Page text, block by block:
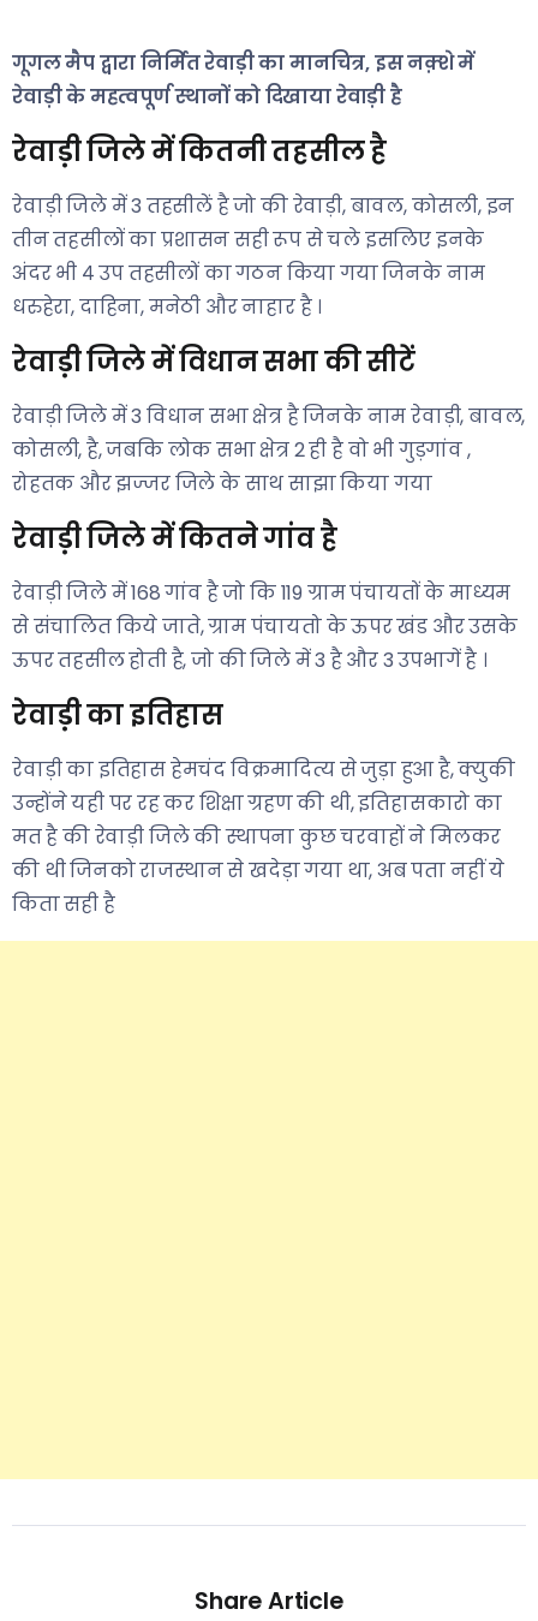
गूगल मैप द्वारा निर्मित रेवाड़ी का मानचित्र, इस नक़्शे में
रेवाड़ी के महत्वपूर्ण स्थानों को दिखाया रेवाड़ी है
रेवाड़ी जिले में कितनी तहसील है
रेवाड़ी जिले में 3 तहसीलें है जो की रेवाड़ी, बावल, कोसली, इन
तीन तहसीलों का प्रशासन सही रूप से चले इसलिए इनके
अंदर भी ४ उप तहसीलों का गठन किया गया जिनके नाम
धरुहेरा, दाहिना, मनेठी और नाहार है ।
रेवाड़ी जिले में विधान सभा की सीटें
रेवाड़ी जिले में 3 विधान सभा क्षेत्र है जिनके नाम रेवाड़ी, बावल,
कोसली, है, जबकि लोक सभा क्षेत्र 2 ही है वो भी गुड़गांव ,
रोहतक और झज्जर जिले के साथ साझा किया गया
रेवाड़ी जिले में कितने गांव है
रेवाड़ी जिले में 168 गांव है जो कि 119 ग्राम पंचायतों के माध्यम
से संचालित किये जाते, ग्राम पंचायतो के ऊपर खंड और उसके
ऊपर तहसील होती है, जो की जिले में 3 है और 3 उपभागें है ।
रेवाड़ी का इतिहास
रेवाड़ी का इतिहास हेमचंद विक्रमादित्य से जुड़ा हुआ है, क्युकी
उन्होंने यही पर रह कर शिक्षा ग्रहण की थी, इतिहासकारो का
मत है की रेवाड़ी जिले की स्थापना कुछ चरवाहों ने मिलकर
की थी जिनको राजस्थान से खदेड़ा गया था, अब पता नहीं ये
किता सही है
Share Article